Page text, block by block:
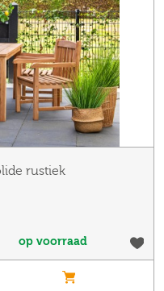
rustiek
op voorraad